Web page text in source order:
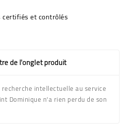
certifiés et contrôlés
de l'onglet produit
recherche intellectuelle au service
Dominique n'a rien perdu de son